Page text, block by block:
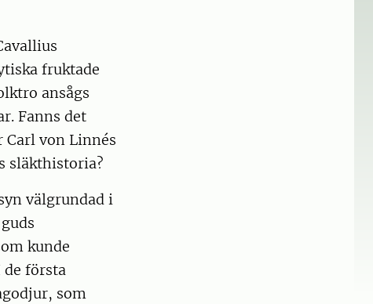
fruktade
ansågs
Fanns det
Carl von Linnés
släkthistoria?
välgrundad i
kunde
första
som